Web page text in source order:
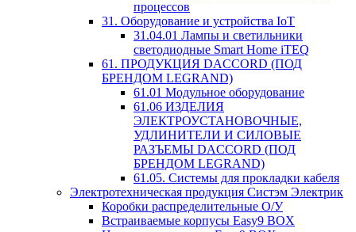
процессов
31. Оборудование и устройства IoT
31.04.01 Лампы и светильники
светодиодные Smart Home iTEQ
61. ПРОДУКЦИЯ DACCORD (ПОД
БРЕНДОМ LEGRAND)
61.01 Модульное оборудование
61.06 ИЗДЕЛИЯ
ЭЛЕКТРОУСТАНОВОЧНЫЕ,
УДЛИНИТЕЛИ И СИЛОВЫЕ
РАЗЪЕМЫ DACCORD (ПОД
БРЕНДОМ LEGRAND)
61.05. Системы для прокладки кабеля
Электротехническая продукция Систэм Электрик
Коробки распределительные О/У
Встраиваемые корпусы Easy9 BOX